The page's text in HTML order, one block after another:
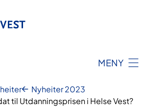
MENY
Nyheiter 2023
til Utdanningsprisen i Helse Vest?